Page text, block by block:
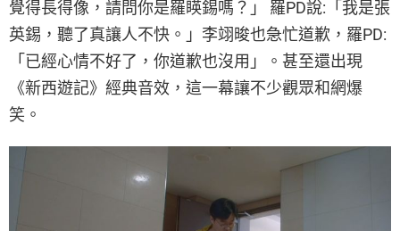
覺得長得像，請問你是羅䁐錫嗎？」 羅PD說:「我是張
英錫，聽了真讓人不快。」李翊晙也急忙道歉，羅PD:
「已經心情不好了，你道歉也沒用」。甚至還出現
《新西遊記》經典音效，這一幕讓不少觀眾和網爆
笑。